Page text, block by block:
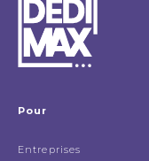
Pour
Entreprises